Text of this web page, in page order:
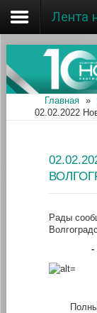
Главная
Об
Наши аптеки
Информация
Лента
Главная »
02.02.2022
Рады
-